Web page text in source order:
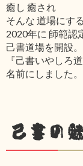
癒し 癒され
そんな 道場にす
2020年に 師範認
己書道場を開設。
『己書いやしろ
名前にしました。
己書の